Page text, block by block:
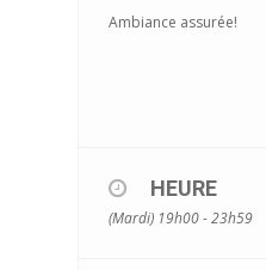
Ambiance assurée!
HEURE
(Mardi) 19h00 - 23h59